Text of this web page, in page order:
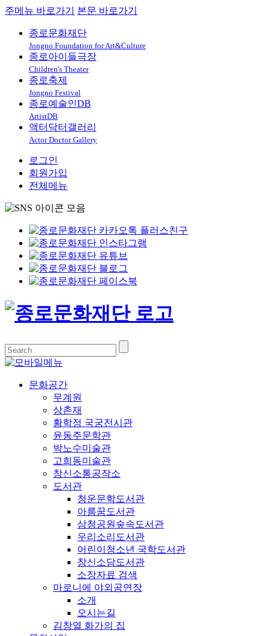
주메뉴 바로가기 본문 바로가기
종로문화재단
Jongno Foundation for Art&Culture
종로아이들극장
Children's Theater
종로축제
Jongno Festival
종로예술인DB
ArtistDB
액터닥터갤러리
Actor Doctor Gallery
로그인
회원가입
전체메뉴
문화공간
무계원
상촌재
황학정 국궁전시관
윤동주문학관
박노수미술관
고희동미술관
창신소통공작소
도서관
청운문학도서관
아름꿈도서관
삼청공원숲속도서관
우리소리도서관
어린이청소년 국학도서관
창신소담도서관
소장자료 검색
마로니에 야외공연장
소개
오시는길
김창열 화가의 집